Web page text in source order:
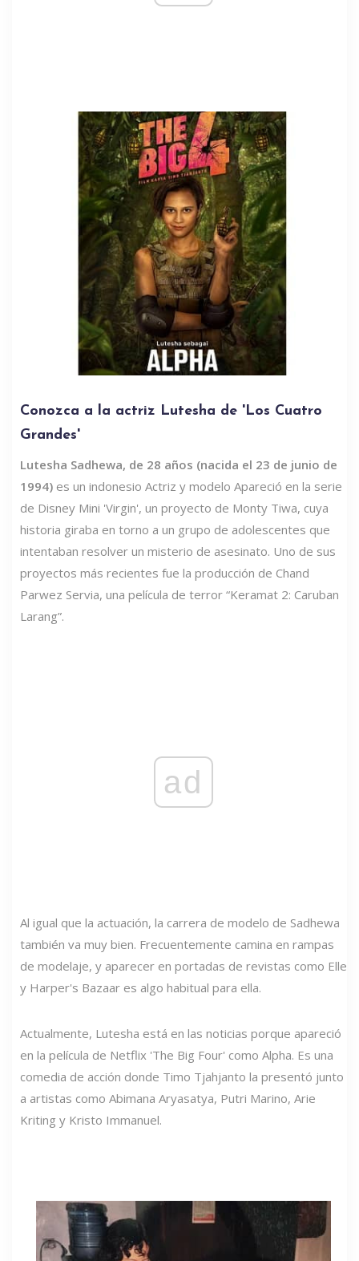
Conozca a la actriz Lutesha de 'Los Cuatro
Grandes'
Lutesha Sadhewa, de 28 años (nacida el 23 de junio de
1994) es un indonesio Actriz y modelo Apareció en la serie
de Disney Mini 'Virgin', un proyecto de Monty Tiwa, cuya
historia giraba en torno a un grupo de adolescentes que
intentaban resolver un misterio de asesinato. Uno de sus
proyectos más recientes fue la producción de Chand
Parwez Servia, una película de terror “Keramat 2: Caruban
Larang”.
ad
Al igual que la actuación, la carrera de modelo de Sadhewa
también va muy bien. Frecuentemente camina en rampas
de modelaje, y aparecer en portadas de revistas como Elle
y Harper's Bazaar es algo habitual para ella.
Actualmente, Lutesha está en las noticias porque apareció
en la película de Netflix 'The Big Four' como Alpha. Es una
comedia de acción donde Timo Tjahjanto la presentó junto
a artistas como Abimana Aryasatya, Putri Marino, Arie
Kriting y Kristo Immanuel.